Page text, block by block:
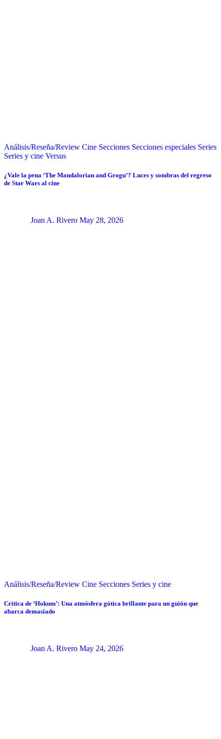
Análisis/Reseña/Review Cine Secciones Secciones especiales Series
Series y cine Versus
¿Vale la pena ‘The Mandalorian and Grogu’? Luces y sombras del regreso
de Star Wars al cine
Joan A. Rivero May 28, 2026
Análisis/Reseña/Review Cine Secciones Series y cine
Crítica de ‘Hokum’: Una atmósfera gótica brillante para un guión que
abarca demasiado
Joan A. Rivero May 24, 2026